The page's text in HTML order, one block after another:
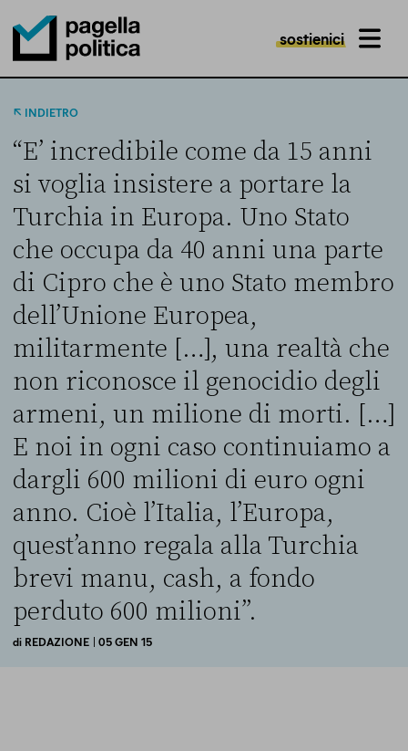
Pagella Politica Logo
sostienici MENU
INDIETRO
“E’ incredibile come da 15 anni
si voglia insistere a portare la
Turchia in Europa. Uno Stato
che occupa da 40 anni una parte
di Cipro che è uno Stato membro
dell’Unione Europea,
militarmente […], una realtà che
non riconosce il genocidio degli
armeni, un milione di morti. […]
E noi in ogni caso continuiamo a
dargli 600 milioni di euro ogni
anno. Cioè l’Italia, l’Europa,
quest’anno regala alla Turchia
brevi manu, cash, a fondo
perduto 600 milioni”.
di REDAZIONE | 05 GEN 15